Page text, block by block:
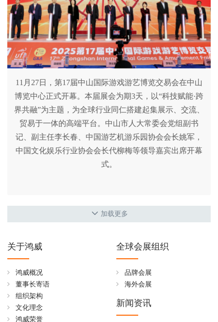
11月27日，第17届中山国际游戏游艺博览交易会在中山
博览中心正式开幕。本届展会为期3天，以“科技赋能·跨
界共融”为主题，为全球行业同仁搭建起集展示、交流、
贸易于一体的高端平台。中山市人大常委会党组副书
记、副主任李长春、中国游艺机游乐园协会会长姚军，
中国文化娱乐行业协会会长代柳梅等领导嘉宾出席开幕
式。
加载更多
关于鸿威
鸿威概况
董事长寄语
组织架构
文化理念
鸿威荣誉
全球会展组织
品牌会展
海外会展
新闻资讯